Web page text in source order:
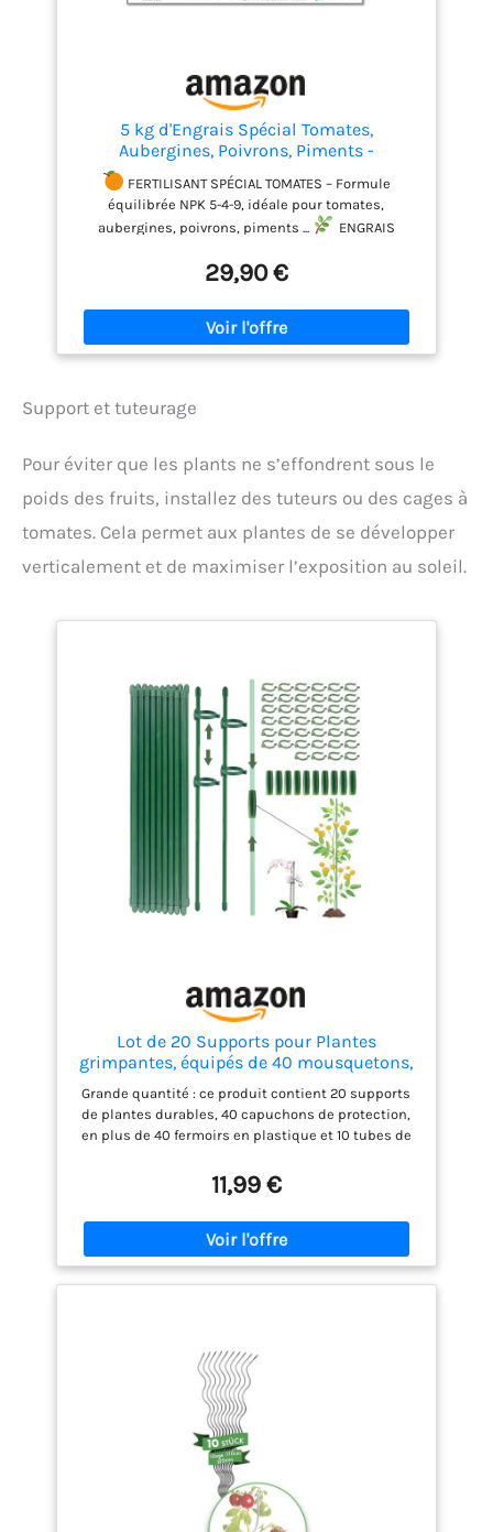
5 kg d'Engrais Spécial Tomates,
Aubergines, Poivrons, Piments -
SoluControl - Formulation haute qualité
Organo-Minerale - Utilisable en
Agriculture Biologique
FERTILISANT SPÉCIAL TOMATES – Formule
équilibrée NPK 5-4-9, idéale pour tomates,
aubergines, poivrons, piments ...
ENGRAIS
respectueux de l’environnement et sans impact
FRUCTIFICATION OPTIMALES – Enrichi en potassium
(9%) pour une floraison abondante et des legumes
savoureux.
CALCIUM (CA : 11,00%) - Renforce la
feuilles et des tiges, et améliore l'absorption des
jaunissement des feuilles.
PRÉVIENT LE "CUL
NOIR" DES TOMATES – Sa teneur en calcium renforce
les tissus des fruits et évite les carences.
UTILISABLE EN BIO - Certifié pour l’agriculture
biologique, respectueux de l’environnement.
ACTION PROGRESSIVE & LONGUE DURÉE – Azote
continue et sans lessivage.
FORMAT GRANULÉ
COMPATIBLE POTS & JARDINS – Adapté aux
plantations en pleine terre et aux cultures en pot,
idéal pour balcons et terrasses.
29,90 €
Support et tuteurage
Pour éviter que les plants ne s’effondrent sous le
poids des fruits, installez des tuteurs ou des cages à
tomates. Cela permet aux plantes de se développer
verticalement et de maximiser l’exposition au soleil.
Lot de 20 Supports pour Plantes
grimpantes, équipés de 40 mousquetons,
avec 10 Tubes d'extension, tuteur pour
tomates, Plantes d'intérieur, Support de
Plantes vivaces (110 pièces)
Grande quantité : ce produit contient 20 supports
de plantes durables, 40 capuchons de protection,
en plus de 40 fermoirs en plastique et 10 tubes de
répond aux besoins des jardiniers et offre un
soutien suffisant pour les plantes et les fleurs, de
sorte que vous n'avez plus à vous soucier de leur
effondrement. Matériau de qualité supérieure :
notre support pour plantes est fabriqué en fibre de
verre robuste et réutilisable, tandis que l'anneau de
pas à vous soucier de l'effondrement ou des
dommages pendant l'utilisation Design unique : la
tige de support pour plantes dispose d'un design
épais avec un capuchon de protection sur le
dessus, ce qui le rend plus stable et permet une
insertion facile dans le sol. En outre, des clips pour
plantes sont inclus, qui peuvent être déplacés
librement le long de la tige pour s'adapter de
11,99 €